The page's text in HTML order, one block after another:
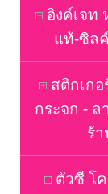
อิงค์เจ
แท้-ซิล
สติกเก
กระจก - ล
ร้
ตัวซี โค